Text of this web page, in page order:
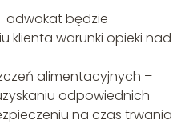
adwokat będzie
klienta warunki opieki nad
alimentacyjnych –
odpowiednich
na czas trwania